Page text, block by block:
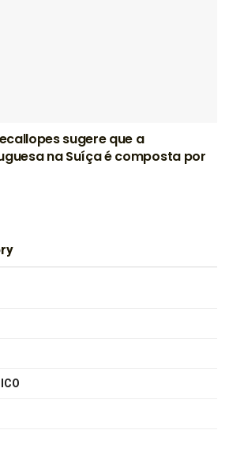
sugere que a
na Suíça é composta por